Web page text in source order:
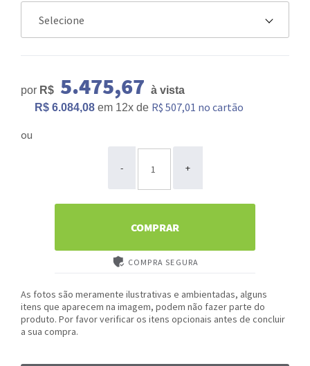
por R$ 5.475,67 à vista
R$ 6.084,08 em 12x de R$ 507,01 no cartão
ou
- +
COMPRA SEGURA
COMPRAR
As fotos são meramente ilustrativas e ambientadas, alguns
itens que aparecem na imagem, podem não fazer parte do
produto. Por favor verificar os itens opcionais antes de concluir
a sua compra.